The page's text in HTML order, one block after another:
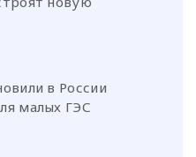
в России
малых ГЭС